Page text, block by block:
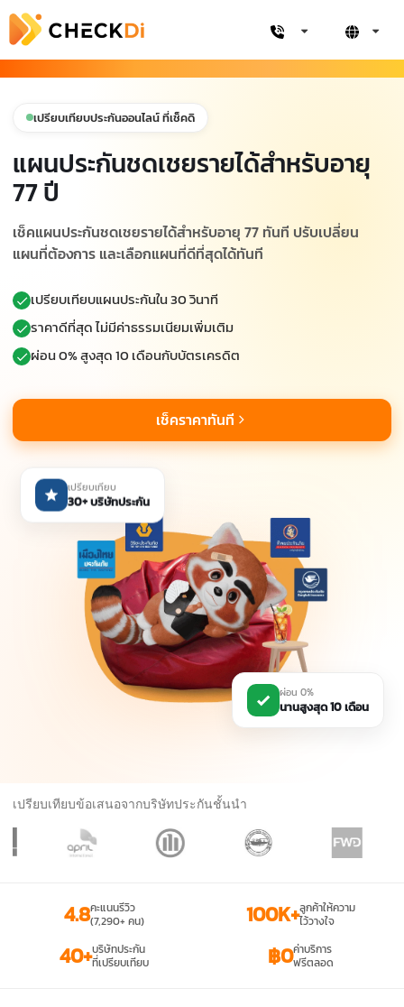
เปรียบเทียบประกันออนไลน์ ที่เช็คดิ
แผนประกันชดเชยรายได้สำหรับอายุ
77 ปี
เช็คแผนประกันชดเชยรายได้สำหรับอายุ 77 ทันที ปรับเปลี่ยน
แผนที่ต้องการ และเลือกแผนที่ดีที่สุดได้ทันที
เปรียบเทียบแผนประกันใน 30 วินาที
ราคาดีที่สุด ไม่มีค่าธรรมเนียมเพิ่มเติม
ผ่อน 0% สูงสุด 10 เดือนกับบัตรเครดิต
เช็คราคาทันที
เปรียบเทียบ
30+ บริษัทประกัน
ผ่อน 0%
นานสูงสุด 10 เดือน
เปรียบเทียบข้อเสนอจากบริษัทประกันชั้นนำ
4.8คะแนนรีวิว
(7,290+ คน)
100K+ลูกค้าให้ความ
ไว้วางใจ
40+บริษัทประกัน
ที่เปรียบเทียบ
฿0ค่าบริการ
ฟรีตลอด